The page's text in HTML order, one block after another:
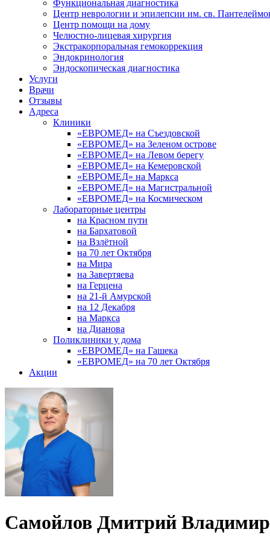
Функциональная диагностика
Центр неврологии и эпилепсии им. св.
Центр помощи на дому
Челюстно-лицевая хирургия
Экстракорпоральная гемокоррекция
Эндокринология
Эндоскопическая диагностика
Услуги
Врачи
Отзывы
Адреса
Клиники
«ЕВРОМЕД» на Съездовской
«ЕВРОМЕД» на Зеленом острове
«ЕВРОМЕД» на Левом берегу
«ЕВРОМЕД» на Кемеровской
«ЕВРОМЕД» на Маркса
«ЕВРОМЕД» на Магистральной
«ЕВРОМЕД» на Космическом
Лабораторные центры
на Красном пути
на Бархатовой
на Взлётной
на 70 лет Октября
на Мира
на Завертяева
на Герцена
на 21-й Амурской
на 12 Декабря
на Маркса
на Дианова
Поликлиники у дома
«ЕВРОМЕД» на Гашека
«ЕВРОМЕД» на 70 лет Октября
Акции
Самойлов Дмитрий